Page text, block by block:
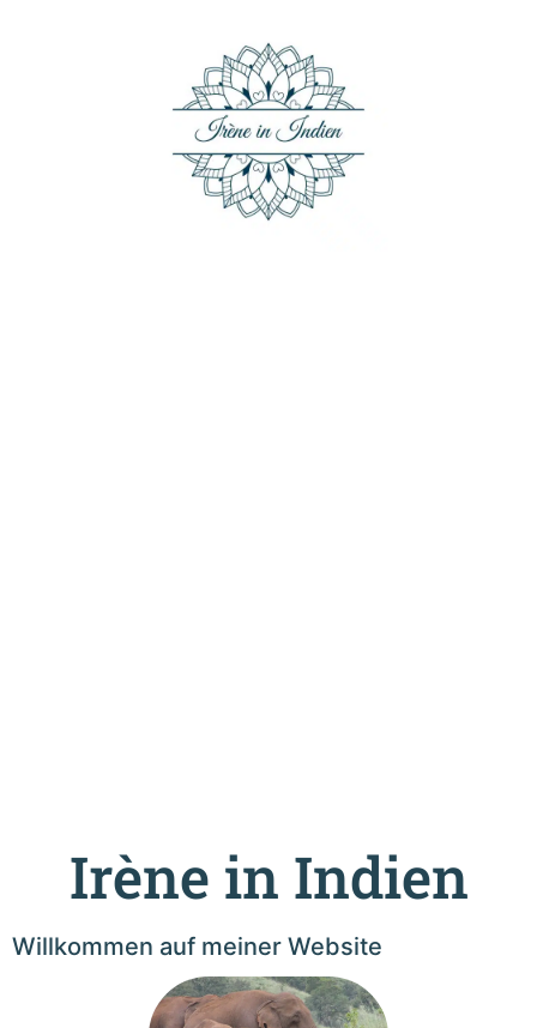
Irène in Indien
Willkommen auf meiner Website